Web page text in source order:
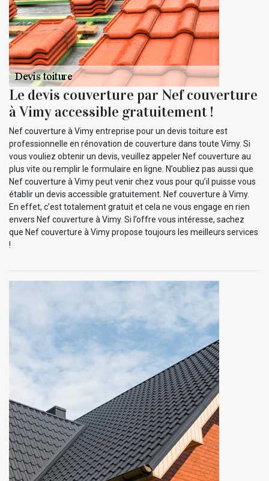
Le devis couverture par Nef couverture
à Vimy accessible gratuitement !
Nef couverture à Vimy entreprise pour un devis toiture est
professionnelle en rénovation de couverture dans toute Vimy. Si
vous vouliez obtenir un devis, veuillez appeler Nef couverture au
plus vite ou remplir le formulaire en ligne. N’oubliez pas aussi que
Nef couverture à Vimy peut venir chez vous pour qu’il puisse vous
établir un devis accessible gratuitement. Nef couverture à Vimy.
En effet, c’est totalement gratuit et cela ne vous engage en rien
envers Nef couverture à Vimy. Si l’offre vous intéresse, sachez
que Nef couverture à Vimy propose toujours les meilleurs services
!